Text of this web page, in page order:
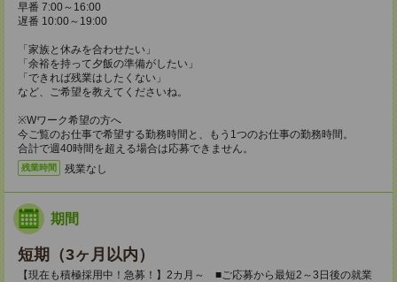
早番 7:00～16:00
遅番 10:00～19:00
「家族と休みを合わせたい」
「余裕を持って夕飯の準備がしたい」
「できれば残業はしたくない」
など、ご希望を教えてくださいね。
※Wワーク希望の方へ
今ご覧のお仕事で希望する勤務時間と、もう1つのお仕事の勤務時間。
合計で週40時間を超える場合は応募できません。
残業時間 残業なし
期間
短期（3ヶ月以内）
【現在も積極採用中！急募！】2カ月～ ■ご応募から最短2～3日後の就業